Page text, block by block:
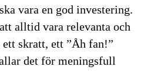
vara en god investering.
alltid vara relevanta och
ett skratt, ett ”Åh fan!”
det för meningsfull